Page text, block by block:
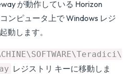
が動作している Horizon
ンピュータ上で Windows レジ
動します。
レジストリ キーに移動しま